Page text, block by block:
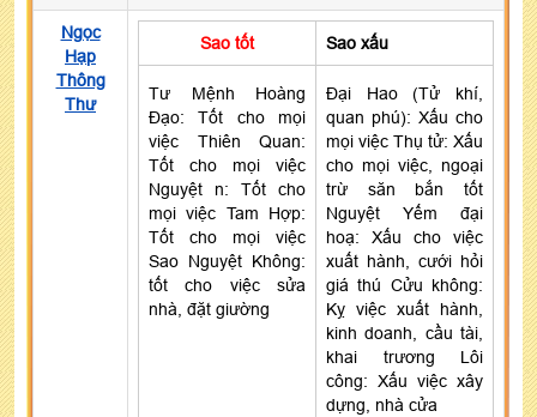
Ngọc
Hạp
Thông
Thư
Sao tốt Sao xấu
Tư Mệnh Hoàng
Đạo: Tốt cho mọi
việc Thiên Quan:
Tốt cho mọi việc
Nguyệt n: Tốt cho
mọi việc Tam Hợp:
Tốt cho mọi việc
Sao Nguyệt Không:
tốt cho việc sửa
nhà, đặt giường
Đại Hao (Tử khí,
quan phú): Xấu cho
mọi việc Thụ tử: Xấu
cho mọi việc, ngoại
trừ săn bắn tốt
Nguyệt Yếm đại
hoạ: Xấu cho việc
xuất hành, cưới hỏi
giá thú Cửu không:
Kỵ việc xuất hành,
kinh doanh, cầu tài,
khai trương Lôi
công: Xấu việc xây
dựng, nhà cửa